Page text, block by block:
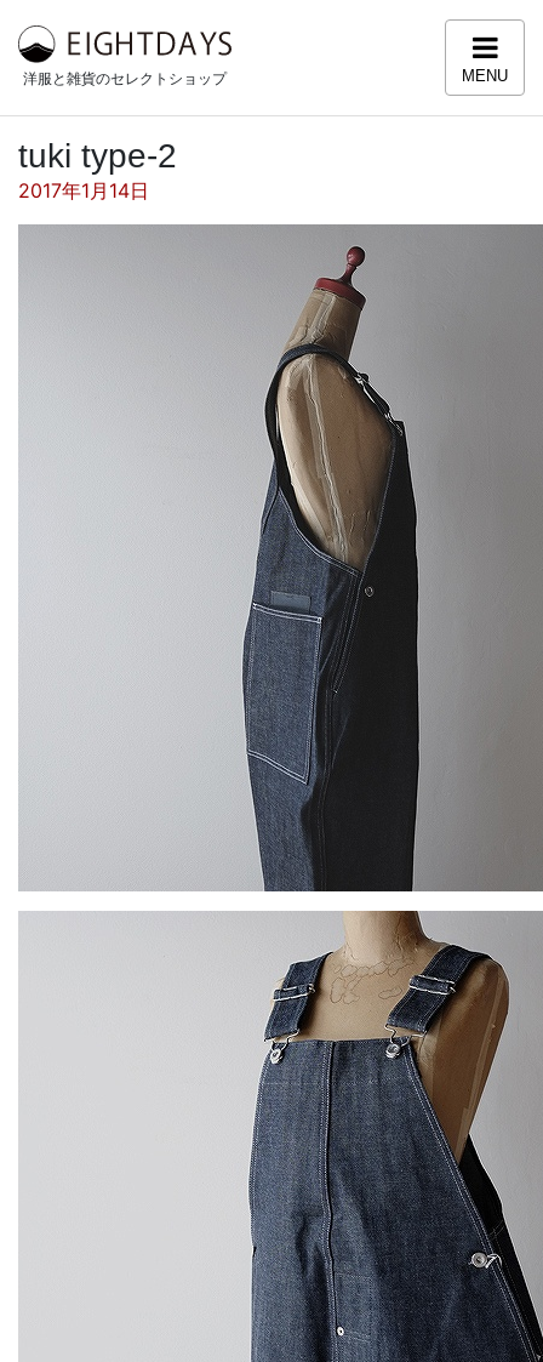
洋服と雑貨のセレクトショップ MENU
tuki type-2
投稿日:
2017年1月14日